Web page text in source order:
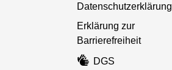
Datenschutzerklärung
Erklärung zur
Barrierefreiheit
DGS